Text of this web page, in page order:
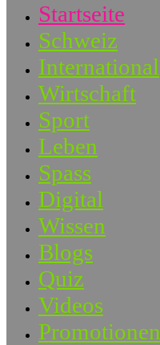
Startseite
Schweiz
International
Wirtschaft
Sport
Leben
Spass
Digital
Wissen
Blogs
Quiz
Videos
Promotionen